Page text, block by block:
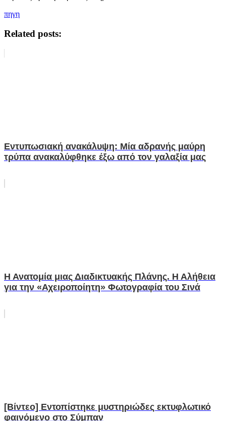
πηγη
Related posts:
Εντυπωσιακή ανακάλυψη: Μία αδρανής μαύρη
τρύπα ανακαλύφθηκε έξω από τον γαλαξία μας
Η Ανατομία μιας Διαδικτυακής Πλάνης. Η Αλήθεια
για την «Αχειροποίητη» Φωτογραφία του Σινά
[Βίντεο] Εντοπίστηκε μυστηριώδες εκτυφλωτικό
φαινόμενο στο Σύμπαν